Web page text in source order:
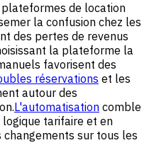
de location
la confusion chez les
des pertes de revenus
la plateforme la
favorisent des
réservations et les
autour des
L'automatisation comble
tarifaire et en
sur tous les